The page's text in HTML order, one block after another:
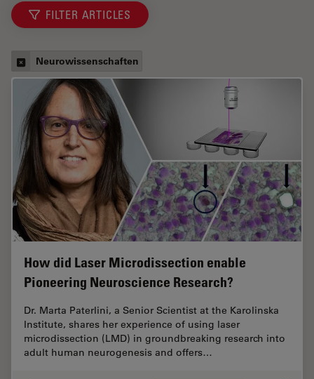
FILTER ARTICLES
Neurowissenschaften
How did Laser Microdissection enable
Pioneering Neuroscience Research?
Dr. Marta Paterlini, a Senior Scientist at the Karolinska
Institute, shares her experience of using laser
microdissection (LMD) in groundbreaking research into
adult human neurogenesis and offers…